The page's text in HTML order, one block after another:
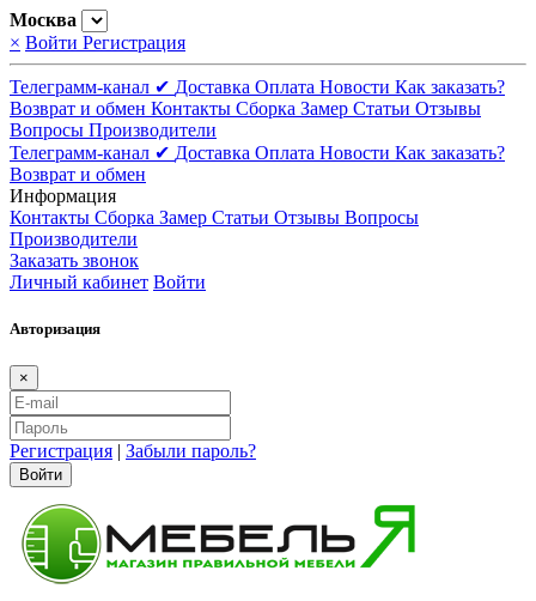
Москва
× Войти Регистрация
Телеграмм-канал ✔ Доставка Оплата Новости Как заказать?
Возврат и обмен Контакты Сборка Замер Статьи Отзывы
Вопросы Производители
Телеграмм-канал ✔ Доставка Оплата Новости Как заказать?
Возврат и обмен
Информация
Контакты Сборка Замер Статьи Отзывы Вопросы
Производители
Заказать звонок
Личный кабинет Войти
Авторизация
×
Регистрация | Забыли пароль?
Войти